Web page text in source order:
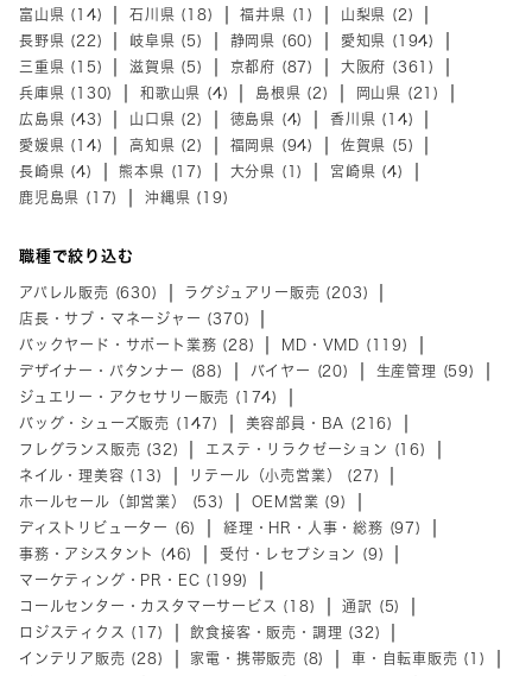
富山県 (14)
石川県 (18) 福井県 (1)
山梨県 (2)
長野県 (22)
岐阜県 (5) 静岡県 (60)
愛知県 (194)
三重県 (15)
滋賀県 (5) 京都府 (87)
大阪府 (361)
兵庫県 (130)
和歌山県 (4) 島根県 (2)
岡山県 (21)
広島県 (43)
山口県 (2) 徳島県 (4)
香川県 (14)
愛媛県 (14)
高知県 (2) 福岡県 (94)
佐賀県 (5)
長崎県 (4)
熊本県 (17) 大分県 (1)
宮崎県 (4)
鹿児島県 (17)
沖縄県 (19)
職種で絞り込む
アパレル販売 (630)
ラグジュアリー販売 (203)
店長・サブ・マネージャー (370)
バックヤード・サポート業務 (28)
MD・VMD (119)
デザイナー・パタンナー (88)
バイヤー (20)
生産管理 (59)
ジュエリー・アクセサリー販売 (174)
バッグ・シューズ販売 (147)
美容部員・BA (216)
フレグランス販売 (32)
エステ・リラクゼーション (16)
ネイル・理美容 (13)
リテール（小売営業） (27)
ホールセール（卸営業） (53)
OEM営業 (9)
ディストリビューター (6)
経理・HR・人事・総務 (97)
事務・アシスタント (46)
受付・レセプション (9)
マーケティング・PR・EC (199)
コールセンター・カスタマーサービス (18)
通訳 (5)
ロジスティクス (17)
飲食接客・販売・調理 (32)
インテリア販売 (28)
家電・携帯販売 (8)
車・自転車販売 (1)